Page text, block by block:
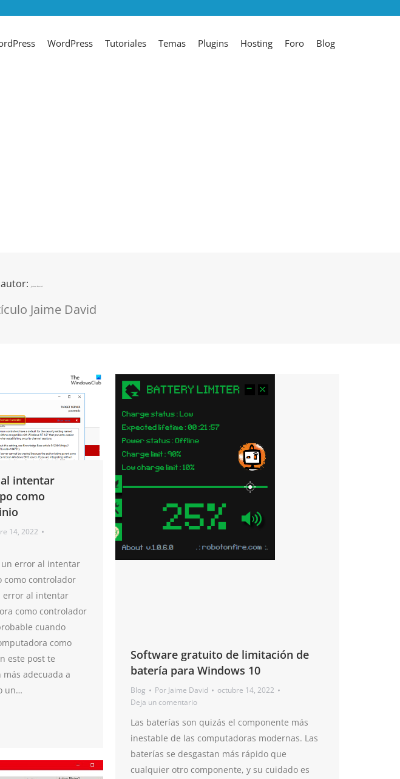
WordPress Tutoriales Temas Plugins Hosting Foro Blog
Jaime David
Jaime David
intentar
como
14, 2022
un error al intentar
como controlador
error al intentar
como controlador
cuando
como
este post te
adecuada a
un…
Software gratuito de limitación de
batería para Windows 10
Blog Por Jaime David
octubre 14, 2022
Deja un comentario
Las baterías son quizás el componente más
inestable de las computadoras modernas. Las
baterías se desgastan más rápido que
cualquier otro componente, y su cuidado es
WordPress Tutoriales Temas Plugins Hosting Foro Blog